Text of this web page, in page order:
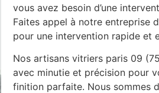
vous avez besoin d’une
Faites appel à notre entreprise
pour une intervention rapide et
Nos artisans vitriers paris 09
avec minutie et précision pour
finition parfaite. Nous sommes